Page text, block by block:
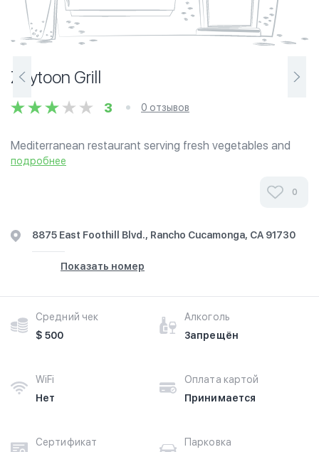
Zaytoon Grill
3 0 отзывов
Mediterranean restaurant serving fresh vegetables and
top quality halal meat. Menu consists of shawerma wrap
подробнее
0
8875 East Foothill Blvd., Rancho Cucamonga, CA 91730
Показать номер
Средний чек
$ 500
Алкоголь
Запрещён
WiFi
Нет
Оплата картой
Принимается
Сертификат
Парковка